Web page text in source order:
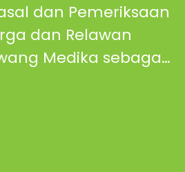
dan Pemeriksaan
dan Relawan
Medika sebagai